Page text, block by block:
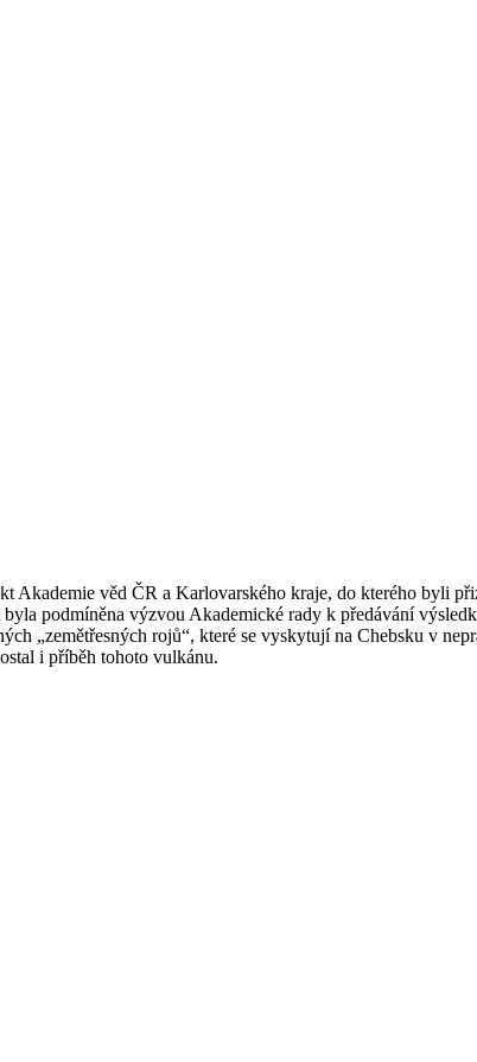
věd ČR a Karlovarského kraje, do kterého byli
podmíněna výzvou Akademické rady k předávání
„zemětřesných rojů“, které se vyskytují na Chebsku v
i příběh tohoto vulkánu.